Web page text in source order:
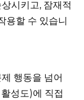
시키고, 잠재적
용할 수 있습니
행동을 넘어
성도)에 직접